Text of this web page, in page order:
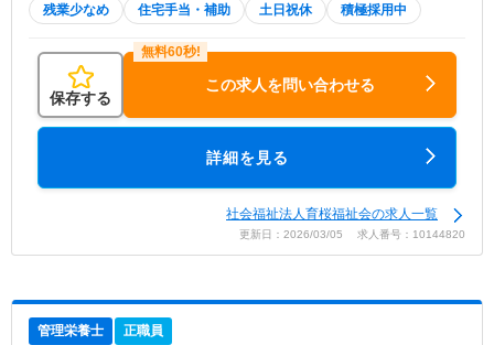
残業少なめ 住宅手当・補助 土日祝休 積極採用中
保存する
この求人を問い合わせる
詳細を見る
社会福祉法人育桜福祉会の求人一覧
更新日：2026/03/05 求人番号：10144820
管理栄養士 正職員